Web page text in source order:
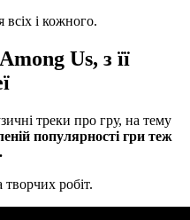
всіх і кожного.
Us, з її
треки про гру, на тему
популярності гри теж
творчих робіт.